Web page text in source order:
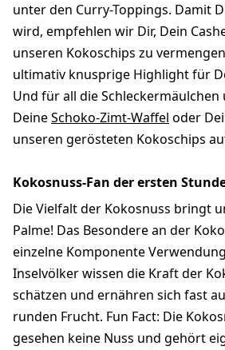
unter den Curry-Toppings. Damit
wird, empfehlen wir Dir, Dein
unseren Kokoschips zu
ultimativ knusprige Highlight für
Und für all die Schleckermäulchen
DeineSchoko-Zimt-Waffel oder
unseren gerösteten Kokoschips
Kokosnuss-Fan der ersten
Die Vielfalt der Kokosnuss bringt
Palme! Das Besondere an der
einzelne Komponente
Inselvölker wissen die Kraft der
schätzen und ernähren sich fast
runden Frucht. Fun Fact: Die
gesehen keine Nuss und gehört